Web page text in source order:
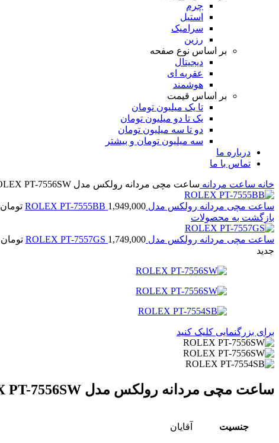
چرم
استیل
سرامیک
رزین
بر اساس نوع صفحه
دیجیتال
عقربه ای
هوشمند
بر اساس قیمت
تا یک میلیون تومان
یک تا دو میلیون تومان
دو تا سه میلیون تومان
سه میلیون تومان و بیشتر
درباره ما
تماس با ما
خانه ساعت مردانه ساعت مچی مردانه رولکس مدل ROLEX PT-7556SW
ساعت مچی مردانه رولکس مدل ROLEX PT-7555BB 1,949,000
تومان
بازگشت به محصولات
ساعت مچی مردانه رولکس مدل ROLEX PT-7557GS 1,749,000
تومان
جدید
برای بزرگنمایی کلیک کنید
ساعت مچی مردانه رولکس مدل ROLEX PT-7556SW
جنسیت آقایان